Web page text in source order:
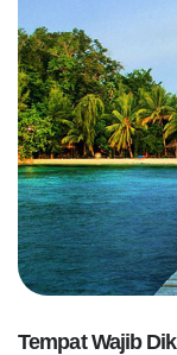
Tempat Wajib